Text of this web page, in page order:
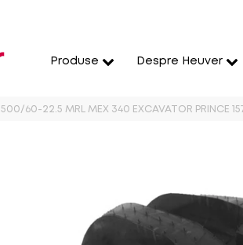
Produse Despre Heuver
500/60-22.5 MRL MEX 340 EXCAVATOR PRINCE